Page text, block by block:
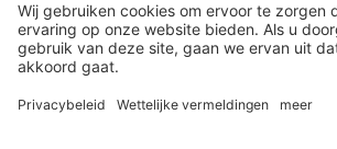
Privacy Statement
Algemene Voorwaarden